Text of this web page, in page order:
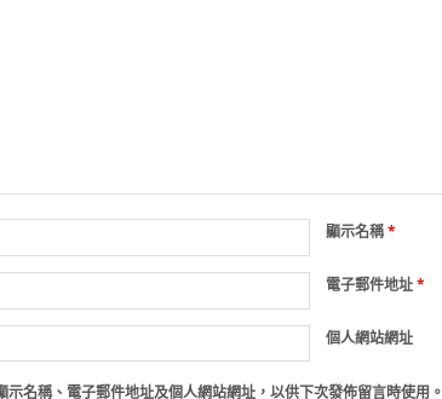
顯示名稱*
電子郵件地址*
個人網站網址
示名稱、電子郵件地址及個人網站網址，以供下次發佈留言時使用。